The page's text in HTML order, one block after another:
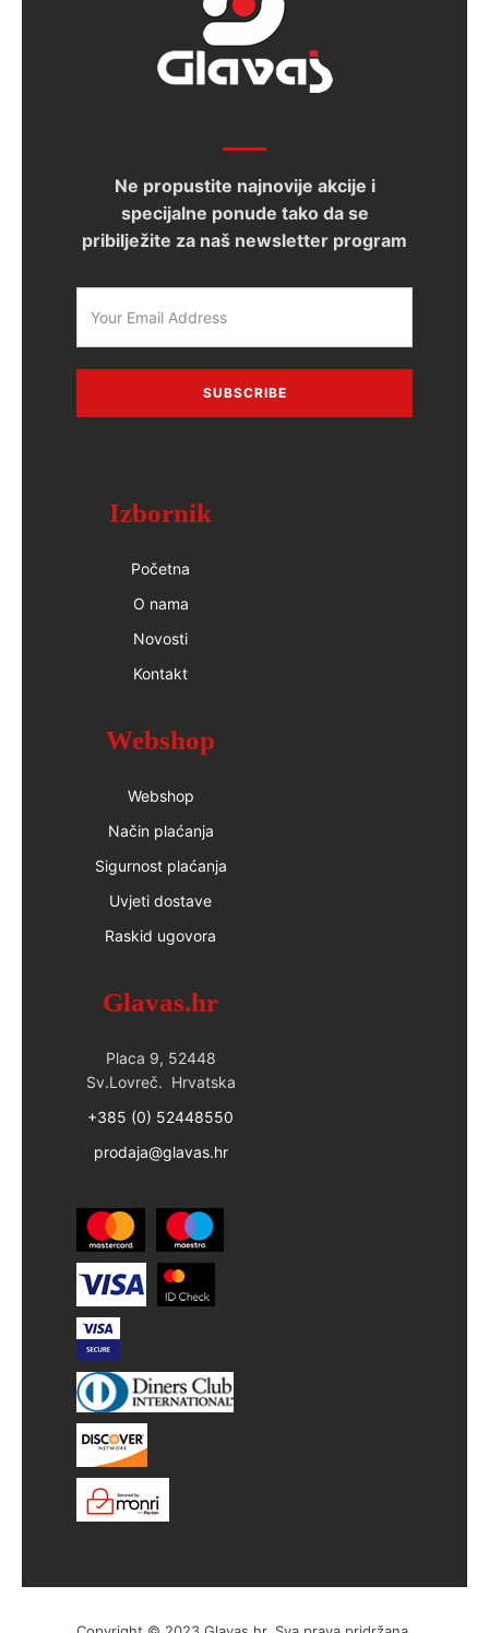
Ne propustite najnovije akcije i
specijalne ponude tako da se
pribilježite za naš newsletter program
SUBSCRIBE
Izbornik
Početna
O nama
Novosti
Kontakt
Webshop
Webshop
Način plaćanja
Sigurnost plaćanja
Uvjeti dostave
Raskid ugovora
Glavas.hr
Placa 9, 52448
Sv.Lovreč. Hrvatska
+385 (0) 52448550
prodaja@glavas.hr